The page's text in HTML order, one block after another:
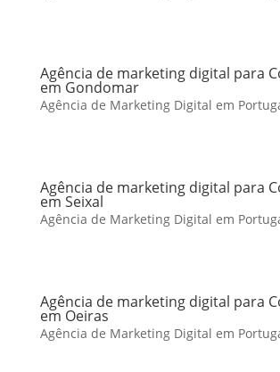
Agência de marketing digital para
em Gondomar
Agência de Marketing Digital em
Agência de marketing digital para
em Seixal
Agência de Marketing Digital em
Agência de marketing digital para
em Oeiras
Agência de Marketing Digital em